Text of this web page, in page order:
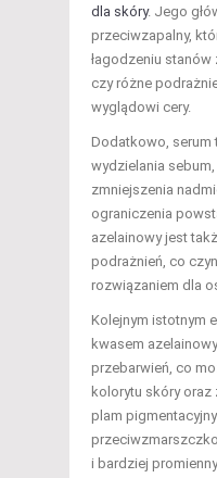
dla skóry. Jego
przeciwzapalny,
łagodzeniu
czy różne
wyglądowi cery.
Dodatkowo, serum
wydzielania
zmniejszenia
ograniczenia
azelainowy jest
podrażnień, co
rozwiązaniem dla
Kolejnym istotnym
kwasem
przebarwień, co
kolorytu skóry
plam
i bardziej